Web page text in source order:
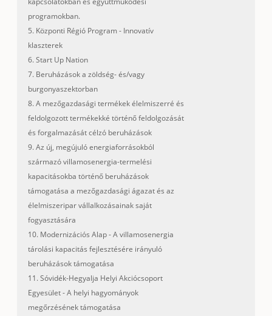
programokban.
5. Központi Régió Program - Innovatív
klaszterek
6. Start Up Nation
7. Beruházások a zöldség- és/vagy
burgonyaszektorban
8. A mezőgazdasági termékek élelmiszerré és
feldolgozott termékekké történő feldolgozását
és forgalmazását célzó beruházások
9. Az új, megújuló energiaforrásokból
származó villamosenergia-termelési
kapacitásokba történő beruházások
támogatása a mezőgazdasági ágazat és az
élelmiszeripar vállalkozásainak saját
fogyasztására
10. Modernizációs Alap - A villamosenergia
tárolási kapacitás fejlesztésére irányuló
beruházások támogatása
11. Sóvidék-Hegyalja Helyi Akciócsoport
Egyesület - A helyi hagyományok
megőrzésének támogatása